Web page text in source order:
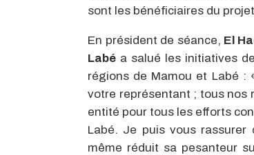
sont les bénéficiaires du
En président de séance, El
Labé a salué les initiatives
régions de Mamou et Labé :
votre représentant ; tous nos
entité pour tous les efforts
Labé. Je puis vous
même réduit sa pesanteur